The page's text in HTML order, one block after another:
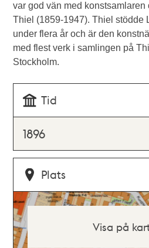
var god vän med
Thiel (1859-1947). Thiel stödde
under flera år och är den
med flest verk i samlingen på
Stockholm.
Tid
1896
Plats
Visa på